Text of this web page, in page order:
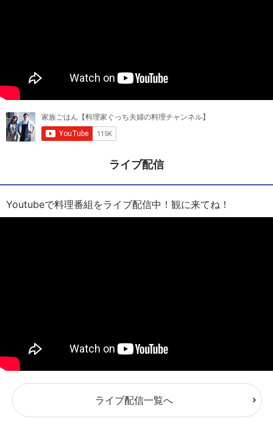
ライブ配信
Youtubeで料理番組をライブ配信中！観に来てね！
ライブ配信一覧へ